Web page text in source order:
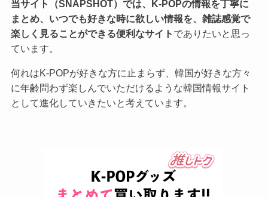
当サイト（SNAPSHOT）では、K-POPの情報を丁寧に
まとめ、いつでも好きな時に欲しい情報を、雑誌感覚で
楽しく見ることができる便利なサイト でありたいと思っ
ています。
何れはK-POPが好きな方に止まらず、韓国が好きな方々
に年齢問わず楽しんでいただけるような韓国情報サイト
として進化していきたいと考えています。